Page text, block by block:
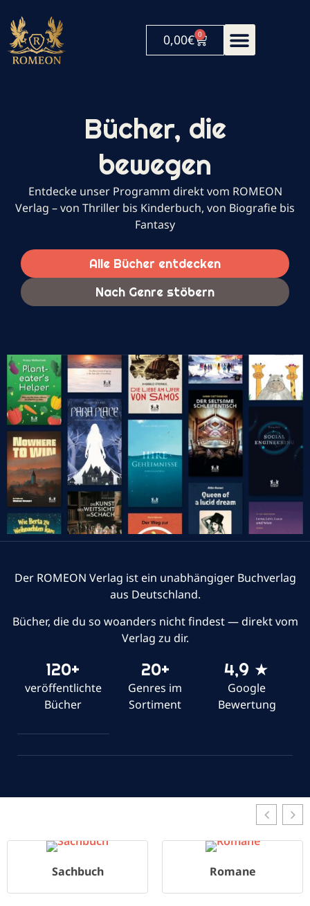
0,00€ 0
Bücher, die
bewegen
Entdecke unser Programm direkt vom ROMEON
Verlag – von Thriller bis Kinderbuch, von Biografie bis
Fantasy
Alle Bücher entdecken
Nach Genre stöbern
Der ROMEON Verlag ist ein unabhängiger Buchverlag
aus Deutschland.
Bücher, die du so woanders nicht findest — direkt vom
Verlag zu dir.
120+
veröffentlichte
Bücher
20+
Genres im
Sortiment
4,9 ★
Google
Bewertung
Sachbuch Romane